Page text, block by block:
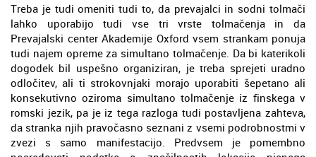
Treba je tudi omeniti tudi to, da prevajalci in sodni tolmači
lahko uporabijo tudi vse tri vrste tolmačenja in da
Prevajalski center Akademije Oxford vsem strankam ponuja
tudi najem opreme za simultano tolmačenje. Da bi katerikoli
dogodek bil uspešno organiziran, je treba sprejeti uradno
odločitev, ali ti strokovnjaki morajo uporabiti šepetano ali
konsekutivno oziroma simultano tolmačenje iz finskega v
romski jezik, pa je iz tega razloga tudi postavljena zahteva,
da stranka njih pravočasno seznani z vsemi podrobnostmi v
zvezi s samo manifestacijo. Predvsem je pomembno